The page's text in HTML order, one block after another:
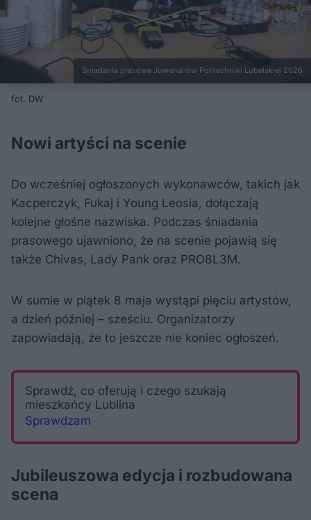
Śniadania prasowe Juwenaliów Politechniki Lubelskiej 2026
fot. DW
Nowi artyści na scenie
Do wcześniej ogłoszonych wykonawców, takich jak
Kacperczyk, Fukaj i Young Leosia, dołączają
kolejne głośne nazwiska. Podczas śniadania
prasowego ujawniono, że na scenie pojawią się
także Chivas, Lady Pank oraz PRO8L3M.
W sumie w piątek 8 maja wystąpi pięciu artystów,
a dzień później – sześciu. Organizatorzy
zapowiadają, że to jeszcze nie koniec ogłoszeń.
Sprawdź, co oferują i czego szukają
mieszkańcy Lublina
Sprawdzam
Jubileuszowa edycja i rozbudowana
scena